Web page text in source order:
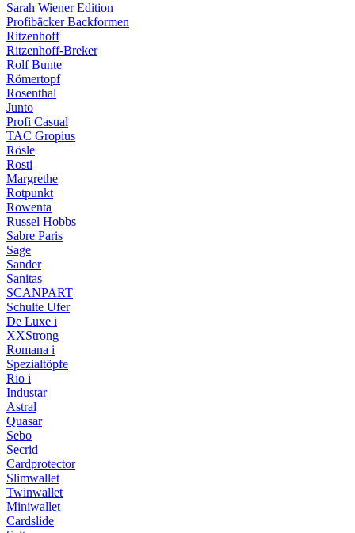
Sarah Wiener Edition
Profibäcker Backformen
Ritzenhoff
Ritzenhoff-Breker
Rolf Bunte
Römertopf
Rosenthal
Junto
Profi Casual
TAC Gropius
Rösle
Rosti
Margrethe
Rotpunkt
Rowenta
Russel Hobbs
Sabre Paris
Sage
Sander
Sanitas
SCANPART
Schulte Ufer
De Luxe i
XXStrong
Romana i
Spezialtöpfe
Rio i
Industar
Astral
Quasar
Sebo
Secrid
Cardprotector
Slimwallet
Twinwallet
Miniwallet
Cardslide